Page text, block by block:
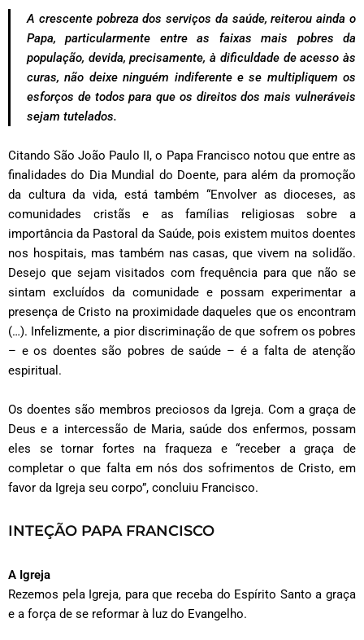
A crescente pobreza dos serviços da saúde, reiterou ainda o
Papa, particularmente entre as faixas mais pobres da
população, devida, precisamente, à dificuldade de acesso às
curas, não deixe ninguém indiferente e se multipliquem os
esforços de todos para que os direitos dos mais vulneráveis
sejam tutelados.
Citando São João Paulo II, o Papa Francisco notou que entre as
finalidades do Dia Mundial do Doente, para além da promoção
da cultura da vida, está também “Envolver as dioceses, as
comunidades cristãs e as famílias religiosas sobre a
importância da Pastoral da Saúde, pois existem muitos doentes
nos hospitais, mas também nas casas, que vivem na solidão.
Desejo que sejam visitados com frequência para que não se
sintam excluídos da comunidade e possam experimentar a
presença de Cristo na proximidade daqueles que os encontram
(…). Infelizmente, a pior discriminação de que sofrem os pobres
– e os doentes são pobres de saúde – é a falta de atenção
espiritual.
Os doentes são membros preciosos da Igreja. Com a graça de
Deus e a intercessão de Maria, saúde dos enfermos, possam
eles se tornar fortes na fraqueza e “receber a graça de
completar o que falta em nós dos sofrimentos de Cristo, em
favor da Igreja seu corpo”, concluiu Francisco.
INTEÇÃO PAPA FRANCISCO
A Igreja
Rezemos pela Igreja, para que receba do Espírito Santo a graça
e a força de se reformar à luz do Evangelho.